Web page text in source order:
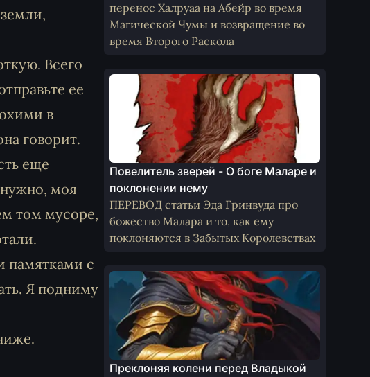
Всего
ее
в
говорит.
еще
нужно, моя
том мусоре,
памятками с
Я подниму
перенос Халруаа на Абейр во время
Магической Чумы и возвращение во
время Второго Раскола
Повелитель зверей - О боге Маларе и
поклонении нему
ПЕРЕВОД статьи Эда Гринвуда про
божество Малара и то, как ему
поклоняются в Забытых Королевствах
Преклоняя колени перед Владыкой